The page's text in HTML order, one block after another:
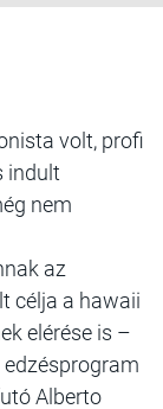
volt, profi
indult
nem
az
célja a hawaii
elérése is –
Alberto